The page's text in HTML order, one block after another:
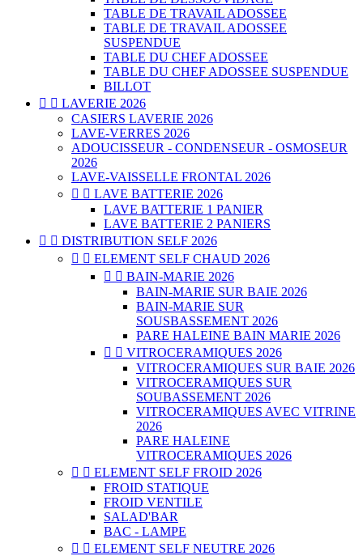
TABLE DE TRAVAIL ADOSSEE
TABLE DE TRAVAIL ADOSSEE
SUSPENDUE
TABLE DU CHEF ADOSSEE
TABLE DU CHEF ADOSSEE SUSPENDUE
BILLOT
  LAVERIE 2026
CASIERS LAVERIE 2026
LAVE-VERRES 2026
ADOUCISSEUR - CONDENSEUR - OSMOSEUR
2026
LAVE-VAISSELLE FRONTAL 2026
  LAVE BATTERIE 2026
LAVE BATTERIE 1 PANIER
LAVE BATTERIE 2 PANIERS
  DISTRIBUTION SELF 2026
  ELEMENT SELF CHAUD 2026
  BAIN-MARIE 2026
BAIN-MARIE SUR BAIE 2026
BAIN-MARIE SUR
SOUSBASSEMENT 2026
PARE HALEINE BAIN MARIE 2026
  VITROCERAMIQUES 2026
VITROCERAMIQUES SUR BAIE 2026
VITROCERAMIQUES SUR
SOUBASSEMENT 2026
VITROCERAMIQUES AVEC VITRINE
2026
PARE HALEINE
VITROCERAMIQUES 2026
  ELEMENT SELF FROID 2026
FROID STATIQUE
FROID VENTILE
SALAD'BAR
BAC - LAMPE
  ELEMENT SELF NEUTRE 2026